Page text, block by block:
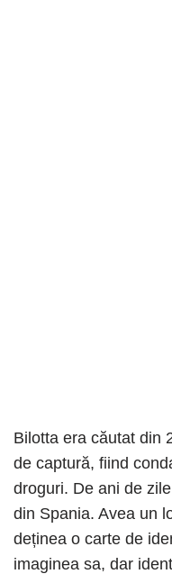
Bilotta era căutat din
de captură, fiind
droguri. De ani de
din Spania. Avea un
deținea o carte de
imaginea sa, dar